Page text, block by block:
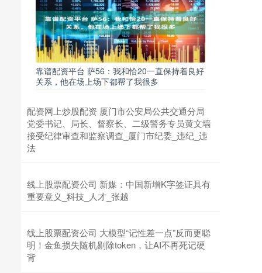
靠谱配资平台 萨56：我和恰20一直保持着良好
关系，他在场上场下都帮了我很多
配资网上炒股配资 厦门市公安局公共交通分局
党委书记、局长、督察长、二级警务专员黄文墙
接受纪律审查和监察调查_厦门市纪委_违纪_违
法
线上股票配资公司 新媒：中国新增K字签证具有
重要意义_科技_人才_张越
线上股票配资公司 大模型“记性差一点”反而更聪
明！金鱼损失随机剔除token，让AI不再死记硬
背